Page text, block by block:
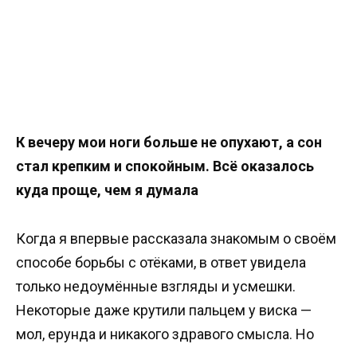
К вечеру мои ноги больше не опухают, а сон
стал крепким и спокойным. Всё оказалось
куда проще, чем я думала
Когда я впервые рассказала знакомым о своём
способе борьбы с отёками, в ответ увидела
только недоумённые взгляды и усмешки.
Некоторые даже крутили пальцем у виска —
мол, ерунда и никакого здравого смысла. Но